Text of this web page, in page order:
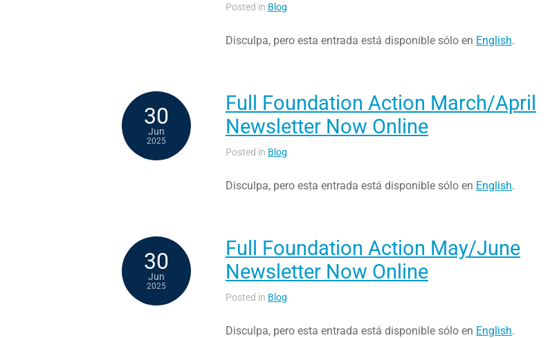
Posted in Blog
Disculpa, pero esta entrada está disponible sólo en English.
30
Jun
2025
Full Foundation Action March/April
Newsletter Now Online
Posted in Blog
Disculpa, pero esta entrada está disponible sólo en English.
30
Jun
2025
Full Foundation Action May/June
Newsletter Now Online
Posted in Blog
Disculpa, pero esta entrada está disponible sólo en English.